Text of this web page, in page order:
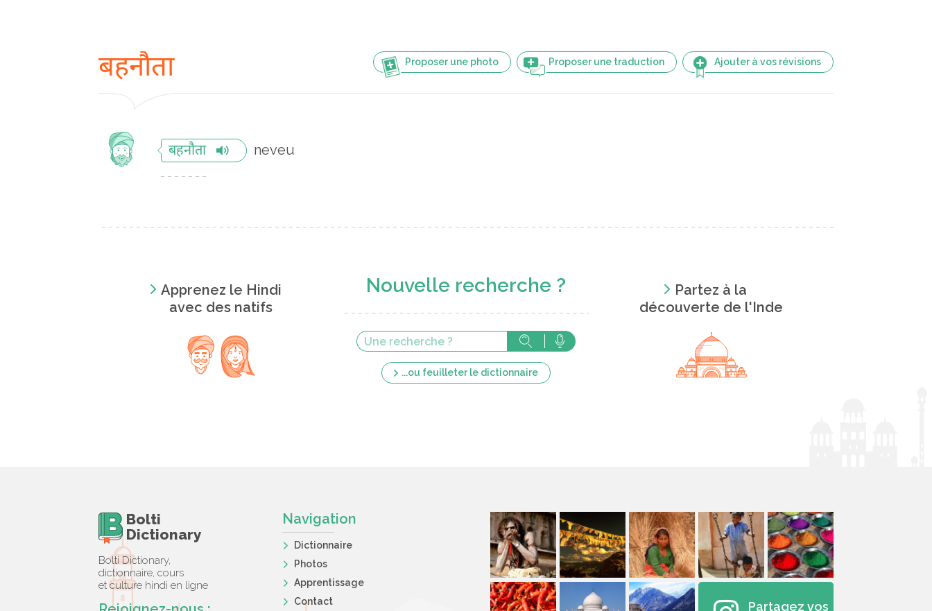
Proposer une photo Proposer une traduction Ajouter à vos révisions
बहनौता
बहनौता neveu
Apprenez le Hindi
avec des natifs
Nouvelle recherche ?
...ou feuilleter le dictionnaire
Partez à la
découverte de l'Inde
Bolti
Dictionary
Bolti Dictionary,
dictionnaire, cours
et culture hindi en ligne
Navigation
Dictionnaire
Photos
Apprentissage
Contact
Partagez vos